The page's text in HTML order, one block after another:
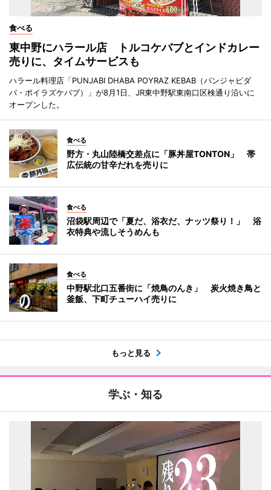
食べる
東中野にハラール店 トルコケバブとインドカレー
売りに、タイムサービスも
ハラール料理店「PUNJABI DHABA POYRAZ KEBAB（パンジャビダ
バ・ポイラズケバブ）」が8月1日、JR東中野駅東南口区検通り沿いに
オープンした。
食べる
野方・丸山陸橋交差点に「豚丼屋TONTON」 帯
広伝統の甘辛だれを売りに
食べる
沼袋駅周辺で「夏だ、浴衣だ、ナッツ祭り！」 浴
衣特典や流しそうめんも
食べる
中野駅北口五番街に「焼鳥のんき」 炭火焼き鳥と
釜飯、下町チューハイ売りに
もっと見る
学ぶ・知る